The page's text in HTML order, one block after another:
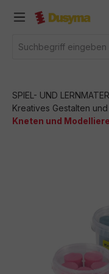
springen
SPIEL- UND
Kreatives Gestalten
Kneten und